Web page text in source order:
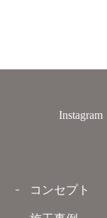
Instagram
コンセプト